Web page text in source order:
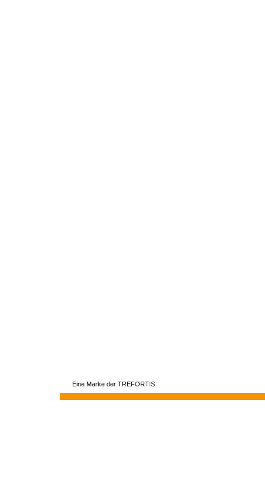
Eine Marke der TREFORTIS